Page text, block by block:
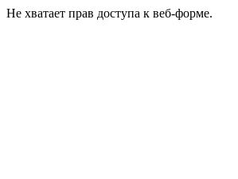
Не хватает прав доступа к веб-форме.